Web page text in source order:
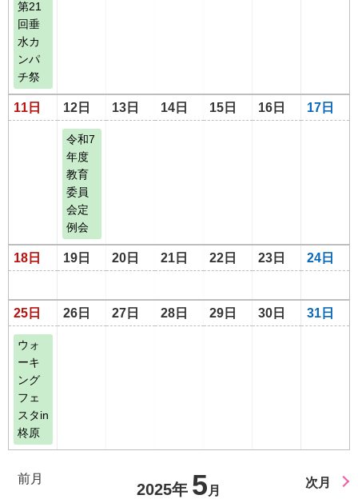
第21
回垂
水カ
ンパ
チ祭
11日 12日 13日 14日 15日 16日 17日
令和7
年度
教育
委員
会定
例会
18日 19日 20日 21日 22日 23日 24日
25日 26日 27日 28日 29日 30日 31日
ウォ
ーキ
ング
フェ
スタin
柊原
前月
2025年 5 月
次月